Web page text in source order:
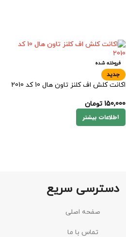
فروخته شده
جدید
اکانت کلش اف کلنز تاون هال 10 کد 2010
150,000 تومان
اطلاعات بیشتر
دسترسی سریع
صفحه اصلی
تماس با ما